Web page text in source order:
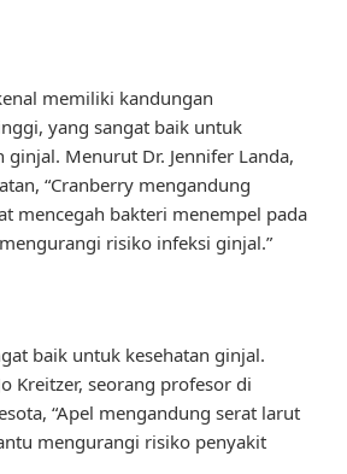
memiliki kandungan
yang sangat baik untuk
ginjal. Menurut Dr. Jennifer Landa,
“Cranberry mengandung
mencegah bakteri menempel pada
risiko infeksi ginjal.”
baik untuk kesehatan ginjal.
Kreitzer, seorang profesor di
“Apel mengandung serat larut
mengurangi risiko penyakit